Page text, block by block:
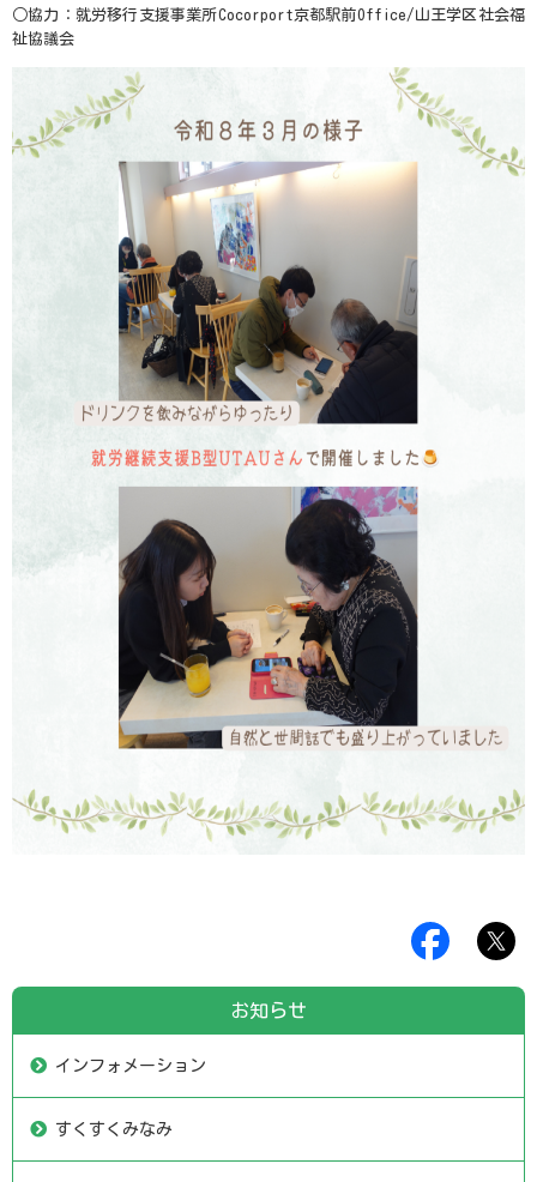
○協力：就労移行支援事業所Cocorport京都駅前Office/山王学区社会福
祉協議会
お知らせ
インフォメーション
すくすくみなみ